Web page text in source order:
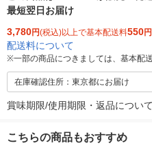
最短翌日お届け
3,780円(税込)以上で基本配送料550円
配送料について
※一部の商品につきましては、基本配
在庫確認住所：東京都にお届け
賞味期限/使用期限・返品について
こちらの商品もおすすめ